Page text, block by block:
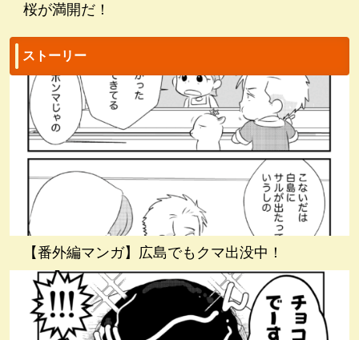
桜が満開だ！
ストーリー
【番外編マンガ】広島でもクマ出没中！